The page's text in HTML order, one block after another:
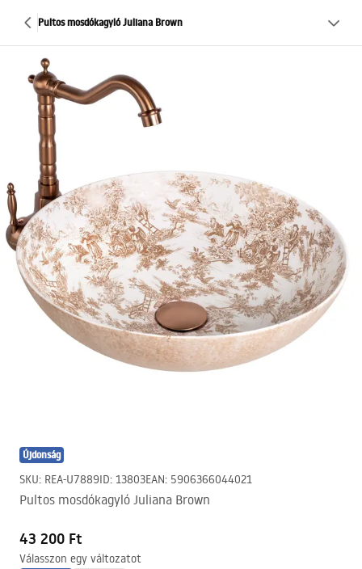
Pultos mosdókagyló Juliana Brown
Újdonság
SKU: REA-U7889ID: 13803EAN: 5906366044021
Pultos mosdókagyló Juliana Brown
43 200 Ft
Válasszon egy változatot